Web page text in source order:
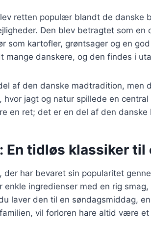
retten populær blandt de danske
Den blev betragtet som en
som kartofler, grøntsager og en
mange danskere, og den findes i
af den danske madtradition, men
jagt og natur spillede en central
en ret; det er en del af den danske
En tidløs klassiker
der har bevaret sin popularitet
enkle ingredienser med en rig
laver den til en søndagsmiddag,
vil forloren hare altid være et